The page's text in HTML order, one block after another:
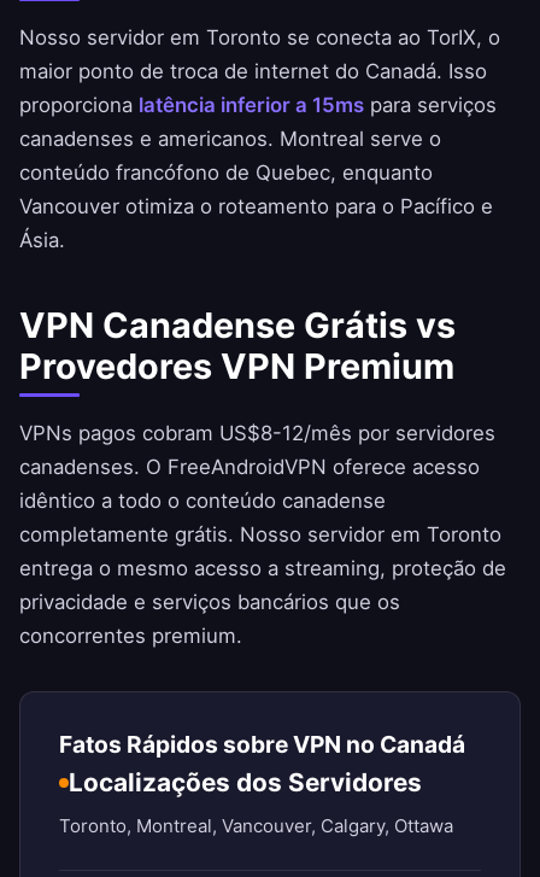
Nosso servidor em Toronto se conecta ao TorIX, o
maior ponto de troca de internet do Canadá. Isso
proporciona latência inferior a 15ms para serviços
canadenses e americanos. Montreal serve o
conteúdo francófono de Quebec, enquanto
Vancouver otimiza o roteamento para o Pacífico e
Ásia.
VPN Canadense Grátis vs
Provedores VPN Premium
VPNs pagos cobram US$8-12/mês por servidores
canadenses. O FreeAndroidVPN oferece acesso
idêntico a todo o conteúdo canadense
completamente grátis. Nosso servidor em Toronto
entrega o mesmo acesso a streaming, proteção de
privacidade e serviços bancários que os
concorrentes premium.
Fatos Rápidos sobre VPN no Canadá
Localizações dos Servidores
Toronto, Montreal, Vancouver, Calgary, Ottawa